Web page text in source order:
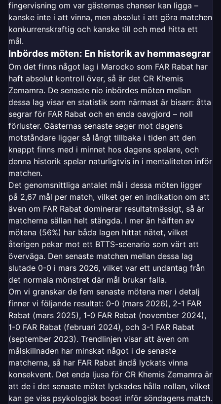
fingervisning om var gästernas chanser kan ligga –
kanske inte i att vinna, men absolut i att göra matchen
konkurrenskraftig och kanske till och med hitta ett
mål.
Inbördes möten: En historik av hemmasegrar
Om det finns något lag i Marocko som FAR Rabat har
haft absolut kontroll över, så är det CR Khemis
Zemamra. De senaste nio inbördes möten mellan
dessa lag visar en statistik som närmast är bisarr: åtta
segrar för FAR Rabat och en enda oavgjord – noll
förluster. Gästernas senaste seger mot dagens
motståndare ligger så långt tillbaka i tiden att den
knappt finns med i minnet hos dagens spelare, och
denna historik spelar naturligtvis in i mentaliteten inför
matchen.
Det genomsnittliga antalet mål i dessa möten ligger
på 2,67 mål per match, vilket ger en indikation om att
även om FAR Rabat dominerar resultatmässigt, så är
matcherna sällan helt stängda. I mer än hälften av
mötena (56%) har båda lagen hittat nätet, vilket
återigen pekar mot ett BTTS-scenario som värt att
överväga. Den senaste matchen mellan dessa lag
slutade 0-0 i mars 2026, vilket var ett undantag från
det normala mönstret där mål brukar falla.
Om vi granskar de fem senaste mötena mer i detalj
finner vi följande resultat: 0-0 (mars 2026), 2-1 FAR
Rabat (mars 2025), 1-0 FAR Rabat (november 2024),
1-0 FAR Rabat (februari 2024), och 3-1 FAR Rabat
(september 2023). Trendlinjen visar att även om
målskillnaden har minskat något i de senaste
matcherna, så har FAR Rabat ändå lyckats vinna
konsekvent. Det enda ljusa för CR Khemis Zemamra är
att de i det senaste mötet lyckades hålla nollan, vilket
kan ge viss psykologisk boost inför söndagens match.